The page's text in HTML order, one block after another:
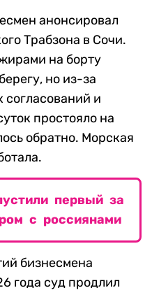
анонсировал
Трабзона в Сочи.
на борту
но из-за
согласований и
простояло на
обратно. Морская
первый за
с россиянами
бизнесмена
года суд продлил